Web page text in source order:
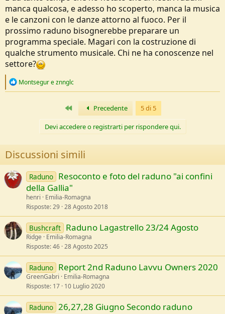
manca qualcosa, e adesso ho scoperto, manca la musica
e le canzoni con le danze attorno al fuoco. Per il
prossimo raduno bisognerebbe preparare un
programma speciale. Magari con la costruzione di
qualche strumento musicale. Chi ne ha conoscenze nel
settore?
R
:
Montsegureznnglc
Primo Precedente 5 di 5
Devi accedere o registrarti per rispondere qui.
Discussioni simili
Raduno Resoconto e foto del raduno "ai confini
della Gallia"
henri
Emilia-Romagna
Risposte 29 28 Agosto 2018
Bushcraft Raduno Lagastrello 23/24 Agosto
Ridge
Emilia-Romagna
Risposte 46 28 Agosto 2025
Raduno Report 2nd Raduno Lavvu Owners 2020
GreenGabri
Emilia-Romagna
Risposte 17 10 Luglio 2020
Raduno 26,27,28 Giugno Secondo raduno